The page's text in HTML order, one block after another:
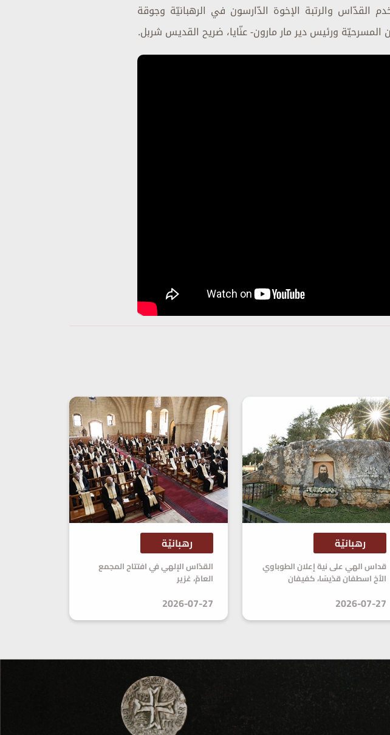
خدم القدّاس والرتبة الإخوة الدّارسون في الرهبانيّة وجوقة
المسرحيّة ورئيس دير مار مارون- عنّايا، ضريح القديس شربل.
رهبانيّة
قداس الهي على نية إعلان الطوباوي
الأخ اسطفان قدّيسًا، كفيفان
2026-07-27
رهبانيّة
القدّاس الإلهي في افتتاح المجمع
العامّ، غزير
2026-07-27